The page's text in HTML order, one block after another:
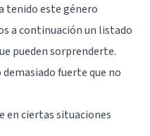
tenido este género
a continuación un listado
pueden sorprenderte.
fuerte que no
en ciertas situaciones